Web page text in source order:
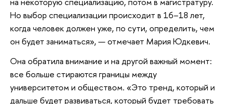
Но выбор специализации происходит в 16–18 лет,
когда человек должен уже, по сути, определить, чем
он будет заниматься», — отмечает Мария Юдкевич.
Она обратила внимание и на другой важный момент:
все больше стираются границы между
университетом и обществом. «Это тренд, который и
дальше будет развиваться, который будет требовать